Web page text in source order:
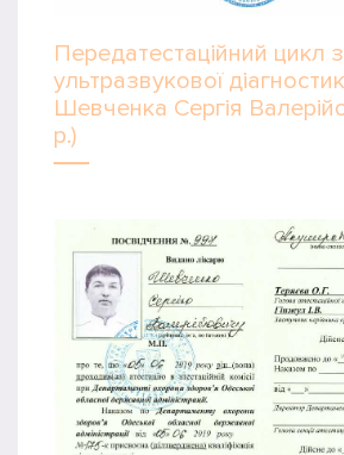
Передатестаційний цикл з
ультразвукової
Шевченка Сергія
р.)